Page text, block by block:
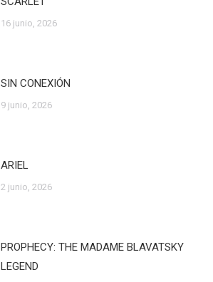
16 junio, 2026
SIN CONEXIÓN
9 junio, 2026
ARIEL
2 junio, 2026
PROPHECY: THE MADAME BLAVATSKY
LEGEND